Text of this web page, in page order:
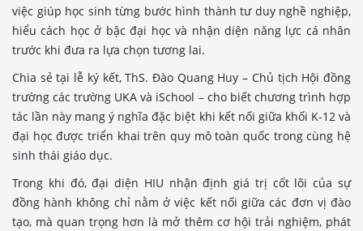
việc giúp học sinh từng bước hình thành tư duy nghề nghiệp,
hiểu cách học ở bậc đại học và nhận diện năng lực cá nhân
trước khi đưa ra lựa chọn tương lai.
Chia sẻ tại lễ ký kết, ThS. Đào Quang Huy – Chủ tịch Hội đồng
trường các trường UKA và iSchool – cho biết chương trình hợp
tác lần này mang ý nghĩa đặc biệt khi kết nối giữa khối K-12 và
đại học được triển khai trên quy mô toàn quốc trong cùng hệ
sinh thái giáo dục.
Trong khi đó, đại diện HIU nhận định giá trị cốt lõi của sự
đồng hành không chỉ nằm ở việc kết nối giữa các đơn vị đào
tạo, mà quan trọng hơn là mở thêm cơ hội trải nghiệm, phát